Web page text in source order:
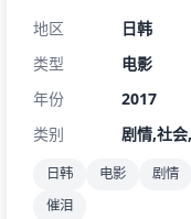
地区
日韩
类型
电影
年份
2017
类别
剧情,社
日韩 电影 剧情
催泪